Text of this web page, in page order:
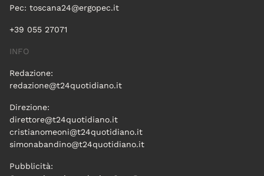
Pec: toscana24@ergopec.it
+39 055 27071
INFO
Redazione:
redazione@t24quotidiano.it
Direzione:
direttore@t24quotidiano.it
cristianomeoni@t24quotidiano.it
simonabandino@t24quotidiano.it
Pubblicità: